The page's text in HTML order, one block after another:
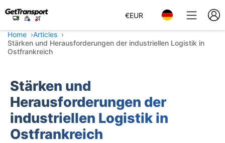
€EUR
Home
Articles
Stärken und Herausforderungen der industriellen Logistik in
Ostfrankreich
Stärken und
Herausforderungen der
industriellen Logistik in
Ostfrankreich